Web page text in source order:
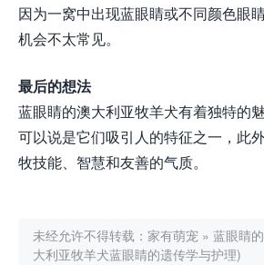
因为一窝中出现蓝眼睛或不同颜色眼
机会不太常见。
最后的想法
蓝眼睛的澳大利亚牧羊犬有着独特的
可以说是它们吸引人的特征之一，此
牧技能、智慧和友善的气质。
未经允许不得转载： 家有萌宠 » 蓝眼睛
大利亚牧羊犬蓝眼睛的遗传学与护理)